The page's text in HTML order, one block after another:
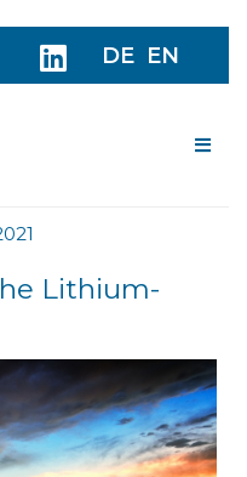
DE EN
Lithium-